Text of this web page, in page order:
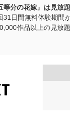
等分の花嫁』 は見放
31日間無料体験期間
作品以上の見放